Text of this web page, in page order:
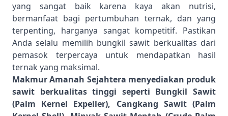
yang sangat baik karena kaya akan nutrisi,
bermanfaat bagi pertumbuhan ternak, dan yang
terpenting, harganya sangat kompetitif. Pastikan
Anda selalu memilih bungkil sawit berkualitas dari
pemasok terpercaya untuk mendapatkan hasil
ternak yang maksimal.
Makmur Amanah Sejahtera menyediakan produk
sawit berkualitas tinggi seperti Bungkil Sawit
(Palm Kernel Expeller), Cangkang Sawit (Palm